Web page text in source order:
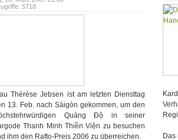
5718
Thérèse Jebsen ist am letzten Diensttag
13. Feb. nach Sàigòn gekommen, um den
Quảng Độ in seiner
Thanh Minh Thiền Viện zu besuchen
ihm den Rafto-Preis 2006 zu überreichen.
Das